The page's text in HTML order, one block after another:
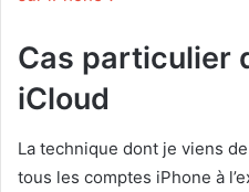
Cas particulier
iCloud
La technique dont je viens
tous les comptes iPhone à